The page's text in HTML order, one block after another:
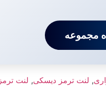
مجموعه
, لنت ترمز دیسکی, لنت ترمز